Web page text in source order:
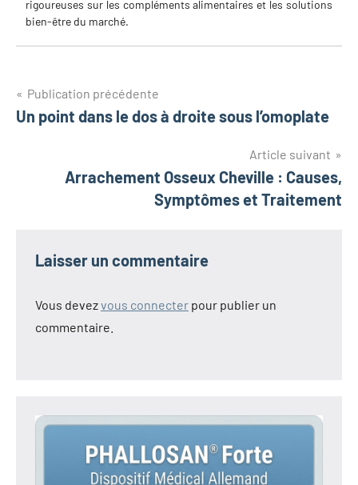
rigoureuses sur les compléments alimentaires et les solutions
bien-être du marché.
Navigation
de
Publication précédente
Un point dans le dos à droite sous l’omoplate
Article suivant
Arrachement Osseux Cheville : Causes,
Symptômes et Traitement
Laisser un commentaire
Vous devezvous connecter pour publier un
commentaire.